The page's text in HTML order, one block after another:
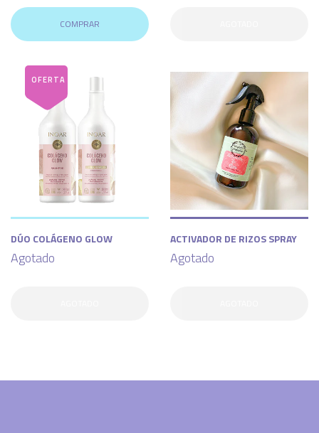
COMPRAR
DÚO COLÁGENO GLOW
Agotado
ACTIVADOR DE RIZOS SPRAY
Agotado